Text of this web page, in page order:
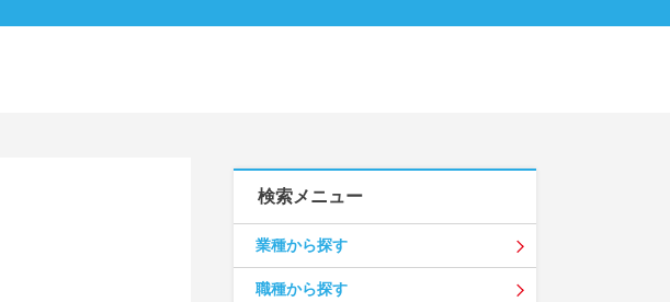
検索メニュー
業種から探す
職種から探す